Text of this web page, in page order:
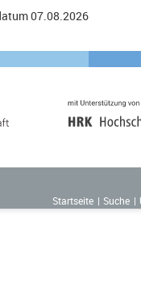
07.08.2026
Startseite
Suche